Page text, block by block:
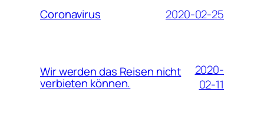
Coronavirus 2020-02-25
Wir werden das Reisen nicht
verbieten können.
2020-
02-11